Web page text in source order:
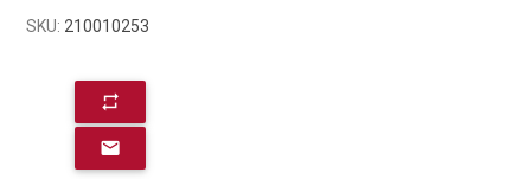
SKU: 210010253
repeat
email